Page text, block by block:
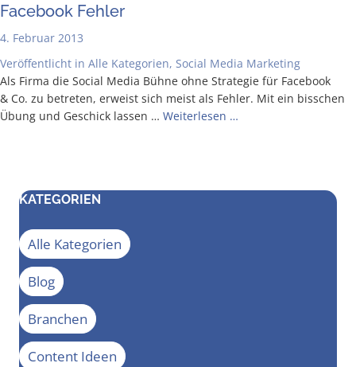
Face­book Fehler
4. Februar 2013
Veröffentlicht in Alle Kategorien, Social Media Marketing
Als Fir­ma die Social Media Büh­ne ohne Stra­te­gie für Face­book
& Co. zu betre­ten, erweist sich meist als Feh­ler. Mit ein biss­chen
Übung und Geschick las­sen … Wei­ter­le­sen …
KATEGORIEN
Alle Kategorien
Blog
Branchen
Content Ideen